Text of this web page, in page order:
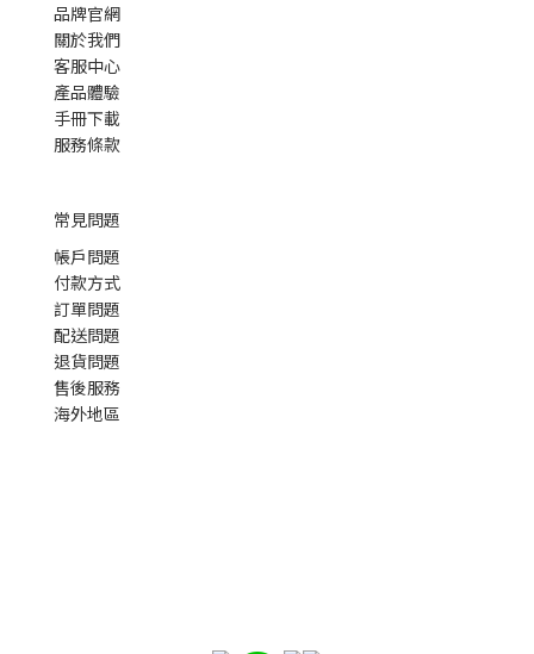
品牌官網
關於我們
客服中心
產品體驗
手冊下載
服務條款
常見問題
帳戶問題
付款方式
訂單問題
配送問題
退貨問題
售後服務
海外地區